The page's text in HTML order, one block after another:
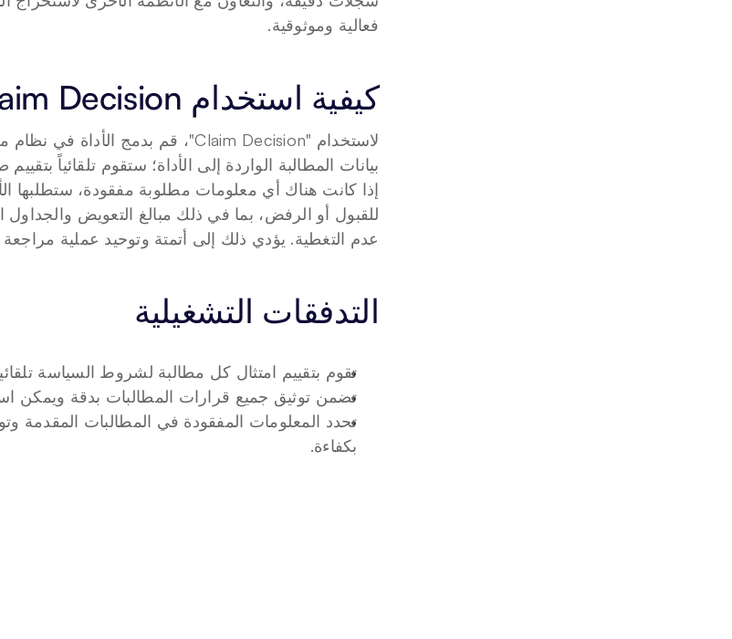
فعالية وموثوقية.
كيفية استخدام Claim Decision
عدم التغطية. يؤدي ذلك إلى أتمتة وتوحيد عملية مراجعة
التدفقات التشغيلية
تقوم بتقييم امتثال كل مطالبة لشروط السياسة
تضمن توثيق جميع قرارات المطالبات بدقة ويمكن
بكفاءة.